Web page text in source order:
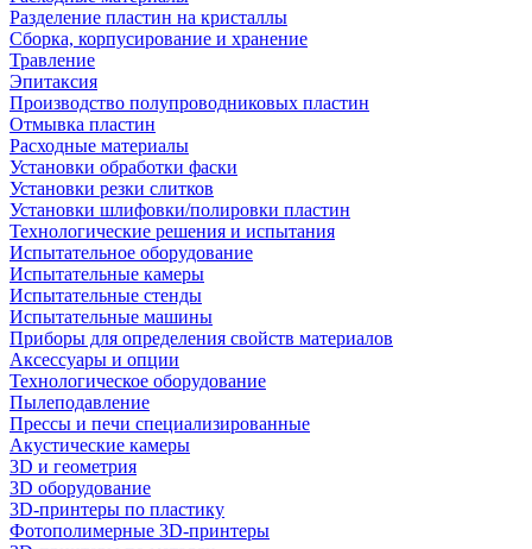
Разделение пластин на кристаллы
Сборка, корпусирование и хранение
Травление
Эпитаксия
Производство полупроводниковых пластин
Отмывка пластин
Расходные материалы
Установки обработки фаски
Установки резки слитков
Установки шлифовки/полировки пластин
Технологические решения и испытания
Испытательное оборудование
Испытательные камеры
Испытательные стенды
Испытательные машины
Приборы для определения свойств материалов
Аксессуары и опции
Технологическое оборудование
Пылеподавление
Прессы и печи специализированные
Акустические камеры
3D и геометрия
3D оборудование
3D-принтеры по пластику
Фотополимерные 3D-принтеры